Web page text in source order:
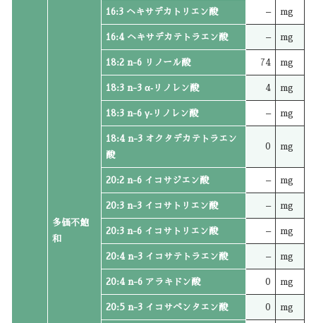
多価不飽
和
16:3 ヘキサデカトリエン酸 – mg
16:4 ヘキサデカテトラエン酸 – mg
18:2 n-6 リノール酸 74 mg
18:3 n-3 α‐リノレン酸 4 mg
18:3 n-6 γ‐リノレン酸 – mg
18:4 n-3 オクタデカテトラエン
酸
0 mg
20:2 n-6 イコサジエン酸 – mg
20:3 n-3 イコサトリエン酸 – mg
20:3 n-6 イコサトリエン酸 – mg
20:4 n-3 イコサテトラエン酸 – mg
20:4 n-6 アラキドン酸 0 mg
20:5 n-3 イコサペンタエン酸 0 mg